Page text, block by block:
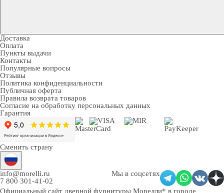
Доставка
Оплата
Пункты выдачи
Контакты
Популярные вопросы
Отзывы
Политика конфиденциальности
Публичная оферта
Правила возврата товаров
Согласие на обработку персональных данных
Гарантия
Сменить страну
info@morelli.ru
7 800 301-41-02
Мы в соцсетях
Официальный сайт дверной фурнитуры Морелли* в городе